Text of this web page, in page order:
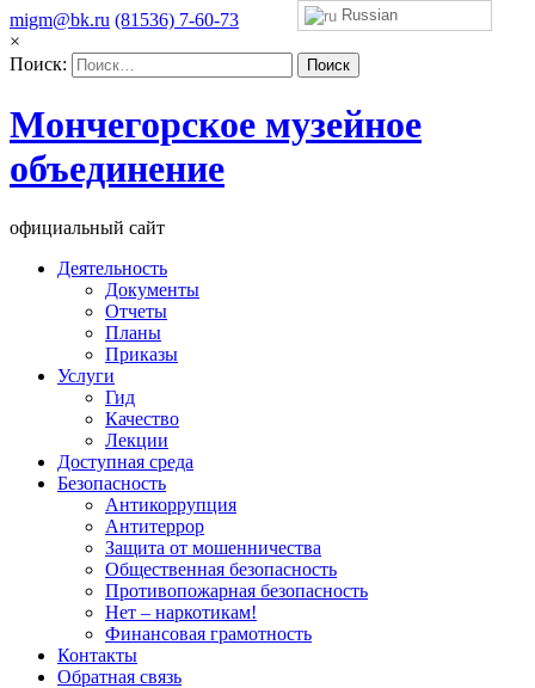
migm@bk.ru (81536) 7-60-73
×
Поиск:
Мончегорское музейное
объединение
официальный сайт
Деятельность
Документы
Отчеты
Планы
Приказы
Услуги
Гид
Качество
Лекции
Доступная среда
Безопасность
Антикоррупция
Антитеррор
Защита от мошенничества
Общественная безопасность
Противопожарная безопасность
Нет – наркотикам!
Финансовая грамотность
Контакты
Обратная связь
Russian